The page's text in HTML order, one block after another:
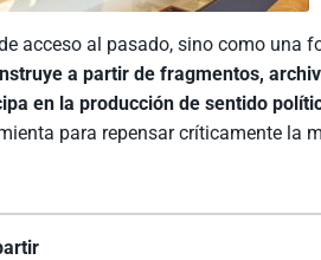
acceso al pasado, sino como una
a partir de fragmentos,
en la producción de sentido
para repensar críticamente la